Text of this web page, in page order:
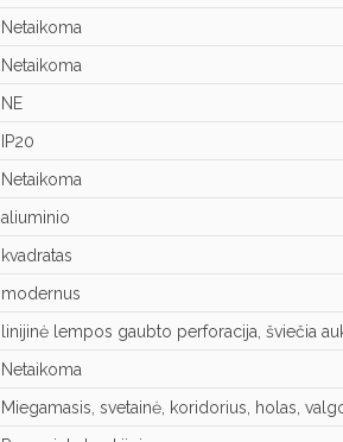
Netaikoma
Netaikoma
NE
IP20
Netaikoma
aliuminio
kvadratas
modernus
linijinė lempos gaubto perforacija, šviečia
Netaikoma
Miegamasis, svetainė, koridorius, holas,